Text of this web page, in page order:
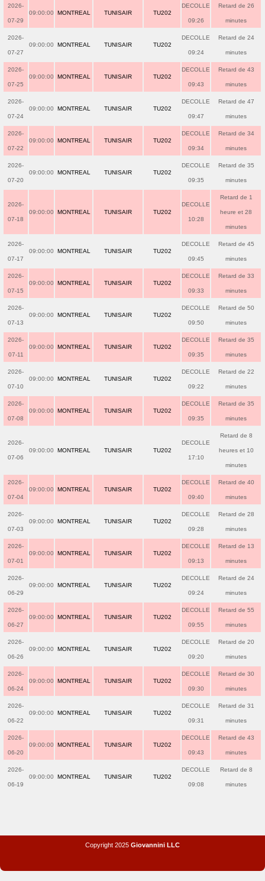
2026-
07-29
09:00:00 MONTREAL TUNISAIR TU202
DECOLLE
09:26
Retard de 26
minutes
2026-
07-27
09:00:00 MONTREAL TUNISAIR TU202
DECOLLE
09:24
Retard de 24
minutes
2026-
07-25
09:00:00 MONTREAL TUNISAIR TU202
DECOLLE
09:43
Retard de 43
minutes
2026-
07-24
09:00:00 MONTREAL TUNISAIR TU202
DECOLLE
09:47
Retard de 47
minutes
2026-
07-22
09:00:00 MONTREAL TUNISAIR TU202
DECOLLE
09:34
Retard de 34
minutes
2026-
07-20
09:00:00 MONTREAL TUNISAIR TU202
DECOLLE
09:35
Retard de 35
minutes
2026-
07-18
09:00:00 MONTREAL TUNISAIR TU202
DECOLLE
10:28
Retard de 1
heure et 28
minutes
2026-
07-17
09:00:00 MONTREAL TUNISAIR TU202
DECOLLE
09:45
Retard de 45
minutes
2026-
07-15
09:00:00 MONTREAL TUNISAIR TU202
DECOLLE
09:33
Retard de 33
minutes
2026-
07-13
09:00:00 MONTREAL TUNISAIR TU202
DECOLLE
09:50
Retard de 50
minutes
2026-
07-11
09:00:00 MONTREAL TUNISAIR TU202
DECOLLE
09:35
Retard de 35
minutes
2026-
07-10
09:00:00 MONTREAL TUNISAIR TU202
DECOLLE
09:22
Retard de 22
minutes
2026-
07-08
09:00:00 MONTREAL TUNISAIR TU202
DECOLLE
09:35
Retard de 35
minutes
2026-
07-06
09:00:00 MONTREAL TUNISAIR TU202
DECOLLE
17:10
Retard de 8
heures et 10
minutes
2026-
07-04
09:00:00 MONTREAL TUNISAIR TU202
DECOLLE
09:40
Retard de 40
minutes
2026-
07-03
09:00:00 MONTREAL TUNISAIR TU202
DECOLLE
09:28
Retard de 28
minutes
2026-
07-01
09:00:00 MONTREAL TUNISAIR TU202
DECOLLE
09:13
Retard de 13
minutes
2026-
06-29
09:00:00 MONTREAL TUNISAIR TU202
DECOLLE
09:24
Retard de 24
minutes
2026-
06-27
09:00:00 MONTREAL TUNISAIR TU202
DECOLLE
09:55
Retard de 55
minutes
2026-
06-26
09:00:00 MONTREAL TUNISAIR TU202
DECOLLE
09:20
Retard de 20
minutes
2026-
06-24
09:00:00 MONTREAL TUNISAIR TU202
DECOLLE
09:30
Retard de 30
minutes
2026-
06-22
09:00:00 MONTREAL TUNISAIR TU202
DECOLLE
09:31
Retard de 31
minutes
2026-
06-20
09:00:00 MONTREAL TUNISAIR TU202
DECOLLE
09:43
Retard de 43
minutes
2026-
06-19
09:00:00 MONTREAL TUNISAIR TU202
DECOLLE
09:08
Retard de 8
minutes
Copyright 2025 Giovannini LLC